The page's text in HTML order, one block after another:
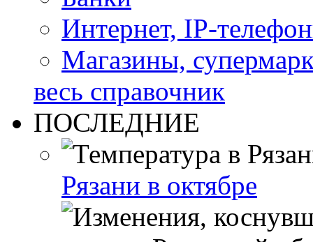
Интернет, IP-
Магазины,
весь справочник
ПОСЛЕДНИЕ
Рязани в октябре